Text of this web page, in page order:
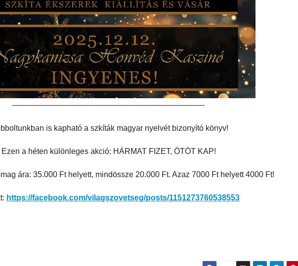
————————————————————————-
is kapható a szkíták magyar nyelvét bizonyító könyv!
Ezen a héten különleges akció: HÁRMAT FIZET, ÖTÖT KAP!
ára: 35.000 Ft helyett, mindössze 20.000 Ft. Azaz 7000 Ft helyett 4000 Ft!
https://facebook.com/vilagszovetseg/posts/1151273760538553